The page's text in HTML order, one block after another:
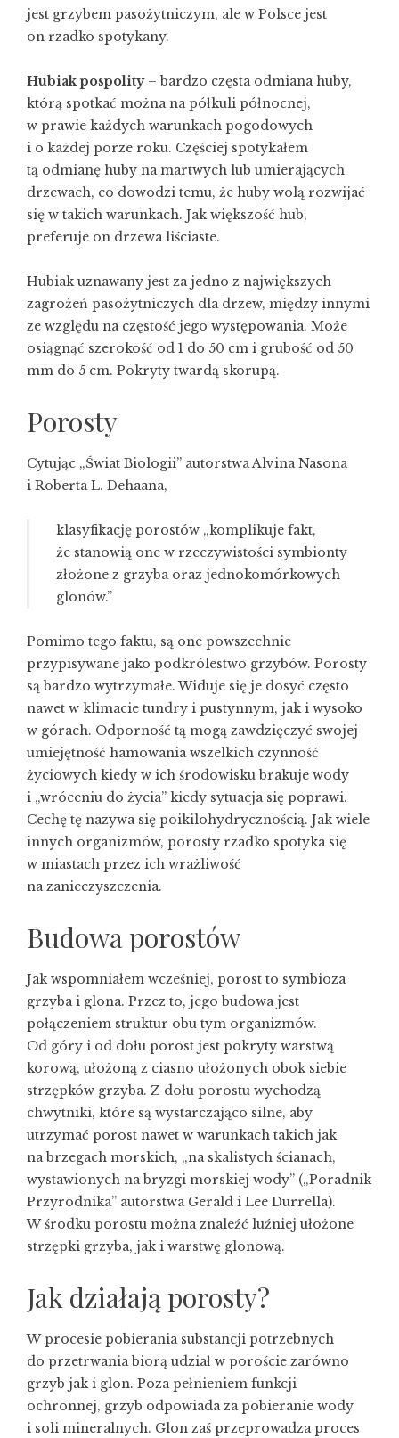
jest grzybem pasożytniczym, ale w Polsce jest
on rzadko spotykany.
Hubiak pospolity– bardzo częsta odmiana huby,
którą spotkać można na półkuli północnej,
w prawie każdych warunkach pogodowych
i o każdej porze roku. Częściej spotykałem
tą odmianę huby na martwych lub umierających
drzewach, co dowodzi temu, że huby wolą rozwijać
się w takich warunkach. Jak większość hub,
preferuje on drzewa liściaste.
Hubiak uznawany jest za jedno z największych
zagrożeń pasożytniczych dla drzew, między innymi
ze względu na częstość jego występowania. Może
osiągnąć szerokość od 1 do 50 cm i grubość od 50
mm do 5 cm. Pokryty twardą skorupą.
Porosty
Cytując „Świat Biologii” autorstwa Alvina Nasona
i Roberta L. Dehaana,
klasyfikację porostów „komplikuje fakt,
że stanowią one w rzeczywistości symbionty
złożone z grzyba oraz jednokomórkowych
glonów.”
Pomimo tego faktu, są one powszechnie
przypisywane jako podkrólestwo grzybów. Porosty
są bardzo wytrzymałe. Widuje się je dosyć często
nawet w klimacie tundry i pustynnym, jak i wysoko
w górach. Odporność tą mogą zawdzięczyć swojej
umiejętność hamowania wszelkich czynność
życiowych kiedy w ich środowisku brakuje wody
i „wróceniu do życia” kiedy sytuacja się poprawi.
Cechę tę nazywa się poikilohydrycznością. Jak wiele
innych organizmów, porosty rzadko spotyka się
w miastach przez ich wrażliwość
na zanieczyszczenia.
Budowa porostów
Jak wspomniałem wcześniej, porost to symbioza
grzyba i glona. Przez to, jego budowa jest
połączeniem struktur obu tym organizmów.
Od góry i od dołu porost jest pokryty warstwą
korową, ułożoną z ciasno ułożonych obok siebie
strzępków grzyba. Z dołu porostu wychodzą
chwytniki, które są wystarczająco silne, aby
utrzymać porost nawet w warunkach takich jak
na brzegach morskich, „na skalistych ścianach,
wystawionych na bryzgi morskiej wody” („Poradnik
Przyrodnika” autorstwa Gerald i Lee Durrella).
W środku porostu można znaleźć luźniej ułożone
strzępki grzyba, jak i warstwę glonową.
Jak działają porosty?
W procesie pobierania substancji potrzebnych
do przetrwania biorą udział w poroście zarówno
grzyb jak i glon. Poza pełnieniem funkcji
ochronnej, grzyb odpowiada za pobieranie wody
i soli mineralnych. Glon zaś przeprowadza proces